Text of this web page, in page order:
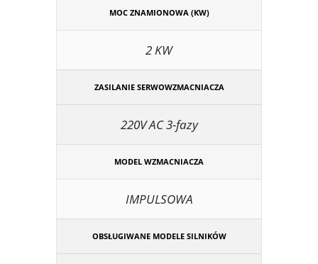
MOC ZNAMIONOWA (KW)
2 KW
ZASILANIE SERWOWZMACNIACZA
220V AC 3-fazy
MODEL WZMACNIACZA
IMPULSOWA
OBSŁUGIWANE MODELE SILNIKÓW